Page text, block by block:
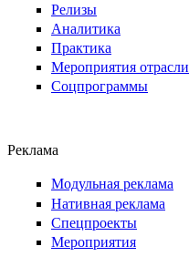
Релизы
Аналитика
Практика
Мероприятия отрасли
Соцпрограммы
Реклама
Модульная реклама
Нативная реклама
Спецпроекты
Мероприятия